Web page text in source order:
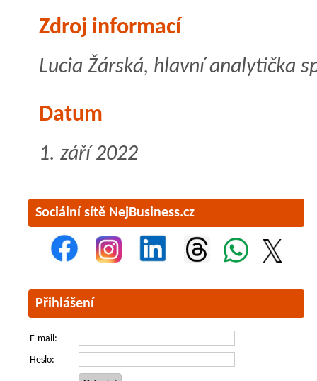
Zdroj informací
Lucia Žárská, hlavní analytička
Datum
1. září 2022
Sociální sítě NejBusiness.cz
Přihlášení
E-mail:
Heslo: